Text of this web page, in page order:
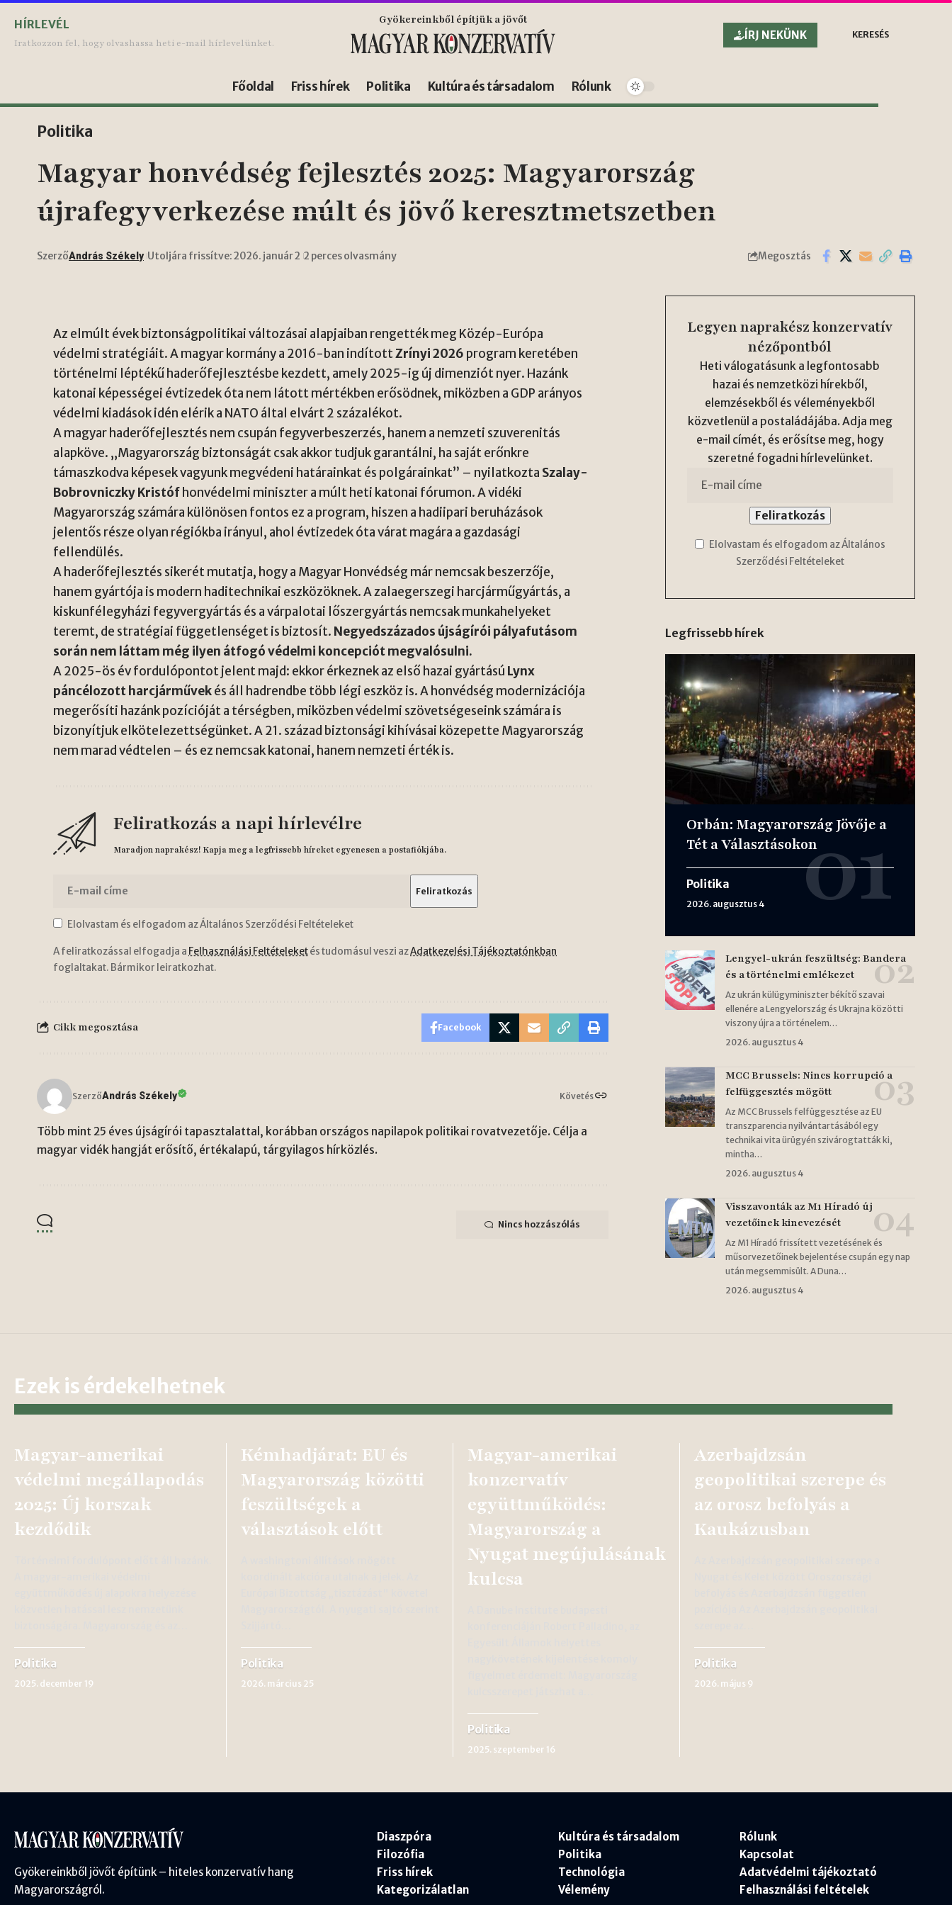
HÍRLEVÉL
Iratkozzon fel, hogy olvashassa heti e-mail hírlevelünket.
Gyökereinkből építjük a jövőt
ÍRJ NEKÜNK
KERESÉS
Főoldal Friss hírek Politika Kultúra és társadalom Rólunk
Politika
Magyar honvédség fejlesztés 2025: Magyarország
újrafegyverkezése múlt és jövő keresztmetszetben
SzerzőAndrás Székely Utoljára frissítve: 2026. január 2 2 perces olvasmány Megosztás
Az elmúlt évek biztonságpolitikai változásai alapjaiban rengették meg Közép-Európa
védelmi stratégiáit. A magyar kormány a 2016-ban indítottZrínyi 2026 program keretében
történelmi léptékű haderőfejlesztésbe kezdett, amely 2025-ig új dimenziót nyer. Hazánk
katonai képességei évtizedek óta nem látott mértékben erősödnek, miközben a GDP arányos
védelmi kiadások idén elérik a NATO által elvárt 2 százalékot.
A magyar haderőfejlesztés nem csupán fegyverbeszerzés, hanem a nemzeti szuverenitás
alapköve. „Magyarország biztonságát csak akkor tudjuk garantálni, ha saját erőnkre
támaszkodva képesek vagyunk megvédeni határainkat és polgárainkat” – nyilatkozta Szalay-
Bobrovniczky Kristóf honvédelmi miniszter a múlt heti katonai fórumon. A vidéki
Magyarország számára különösen fontos ez a program, hiszen a hadiipari beruházások
jelentős része olyan régiókba irányul, ahol évtizedek óta várat magára a gazdasági
fellendülés.
A haderőfejlesztés sikerét mutatja, hogy a Magyar Honvédség már nemcsak beszerzője,
hanem gyártója is modern haditechnikai eszközöknek. A zalaegerszegi harcjárműgyártás, a
kiskunfélegyházi fegyvergyártás és a várpalotai lőszergyártás nemcsak munkahelyeket
teremt, de stratégiai függetlenséget is biztosít. Negyedszázados újságírói pályafutásom
során nem láttam még ilyen átfogó védelmi koncepciót megvalósulni.
A 2025-ös év fordulópontot jelent majd: ekkor érkeznek az első hazai gyártású Lynx
páncélozott harcjárművekés áll hadrendbe több légi eszköz is. A honvédség modernizációja
megerősíti hazánk pozícióját a térségben, miközben védelmi szövetségeseink számára is
bizonyítjuk elkötelezettségünket. A 21. század biztonsági kihívásai közepette Magyarország
nem marad védtelen – és ez nemcsak katonai, hanem nemzeti érték is.
Feliratkozás a napi hírlevélre
Maradjon naprakész! Kapja meg a legfrissebb híreket egyenesen a postafiókjába.
Elolvastam és elfogadom az Általános Szerződési Feltételeket
A feliratkozással elfogadja a Felhasználási Feltételeketés tudomásul veszi azAdatkezelési Tájékoztatónkban
foglaltakat. Bármikor leiratkozhat.
Cikk megosztása Facebook
SzerzőAndrás Székely Követés
Több mint 25 éves újságírói tapasztalattal, korábban országos napilapok politikai rovatvezetője. Célja a
magyar vidék hangját erősítő, értékalapú, tárgyilagos hírközlés.
Nincs hozzászólás
Legyen naprakész konzervatív
nézőpontból
Heti válogatásunk a legfontosabb
hazai és nemzetközi hírekből,
elemzésekből és véleményekből
közvetlenül a postaládájába. Adja meg
e-mail címét, és erősítse meg, hogy
szeretné fogadni hírlevelünket.
Elolvastam és elfogadom az Általános
Szerződési Feltételeket
Legfrissebb hírek
Orbán: Magyarország Jövője a
Tét a Választásokon
Politika
2026. augusztus 4
Lengyel-ukrán feszültség: Bandera
és a történelmi emlékezet
Az ukrán külügyminiszter békítő szavai
ellenére a Lengyelország és Ukrajna közötti
viszony újra a történelem…
2026. augusztus 4
MCC Brussels: Nincs korrupció a
felfüggesztés mögött
Az MCC Brussels felfüggesztése az EU
transzparencia nyilvántartásából egy
technikai vita ürügyén szivárogtatták ki,
mintha…
2026. augusztus 4
Visszavonták az M1 Híradó új
vezetőinek kinevezését
Az M1 Híradó frissített vezetésének és
műsorvezetőinek bejelentése csupán egy nap
után megsemmisült. A Duna…
2026. augusztus 4
Ezek is érdekelhetnek
Magyar-amerikai
védelmi megállapodás
2025: Új korszak
kezdődik
Politika
2025. december 19
Kémhadjárat: EU és
Magyarország közötti
feszültségek a
választások előtt
Politika
2026. március 25
Magyar-amerikai
konzervatív
együttműködés:
Magyarország a
Nyugat megújulásának
kulcsa
Politika
2025. szeptember 16
Azerbajdzsán
geopolitikai szerepe és
az orosz befolyás a
Kaukázusban
Politika
2026. május 9
Gyökereinkből jövőt építünk – hiteles konzervatív hang
Magyarországról.
Diaszpóra
Filozófia
Friss hírek
Kategorizálatlan
Kultúra és társadalom
Politika
Technológia
Vélemény
Rólunk
Kapcsolat
Adatvédelmi tájékoztató
Felhasználási feltételek